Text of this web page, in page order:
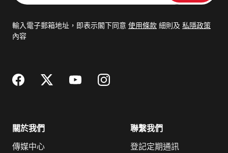
郵
輸入電子郵箱地址，即表示閣下同意 使用條款 細則及 私隱政策
內容
關於我們
傳媒中心
聯繫我們
登記定期通訊